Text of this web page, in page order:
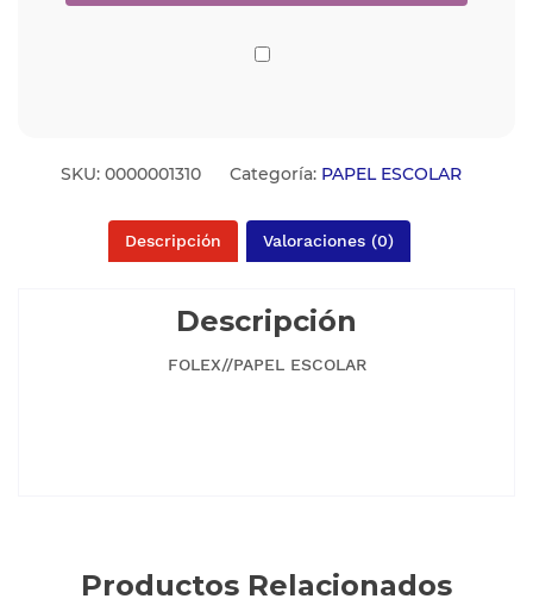
SKU: 0000001310 Categoría: PAPEL ESCOLAR
Descripción Valoraciones (0)
Descripción
FOLEX//PAPEL ESCOLAR
Productos Relacionados